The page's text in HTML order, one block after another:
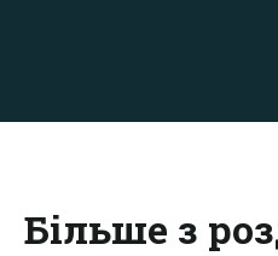
Більше з